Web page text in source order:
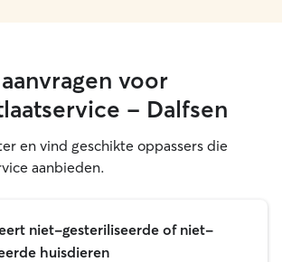
voor
- Dalfsen
en vind geschikte oppassers die
aanbieden.
niet-gesteriliseerde of niet-
huisdieren